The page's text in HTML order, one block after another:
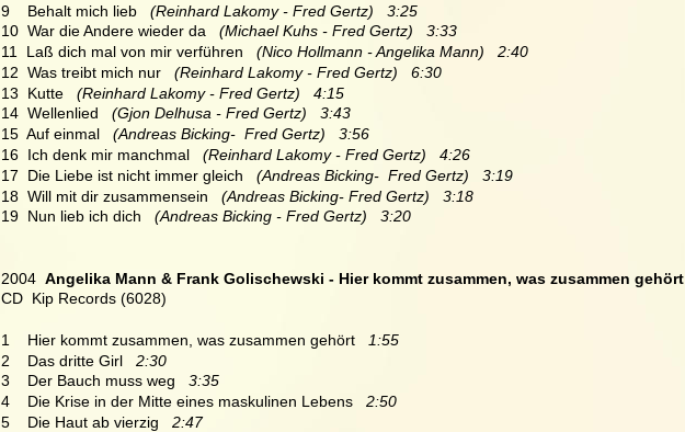
9    Behalt mich lieb
   (Reinhard Lakomy - Fred Gertz)   3:25
10  War die Andere wieder da
   (Michael Kuhs - Fred Gertz)   3:33
11  Laß dich mal von mir verführen
   (Nico Hollmann - Angelika Mann)   2:40
12  Was treibt mich nur
   (Reinhard Lakomy - Fred Gertz)   6:30
13  Kutte
   (Reinhard Lakomy - Fred Gertz)   4:15
14  Wellenlied
   (Gjon Delhusa - Fred Gertz)   3:43
15  Auf einmal
   (Andreas Bicking-  Fred Gertz)   3:56
16  Ich denk mir manchmal
   (Reinhard Lakomy - Fred Gertz)   4:26
17  Die Liebe ist nicht immer gleich
   (Andreas Bicking-  Fred Gertz)   3:19
18  Will mit dir zusammensein
   (Andreas Bicking- Fred Gertz)   3:18
19  Nun lieb ich dich
   (Andreas Bicking - Fred Gertz)   3:20
2004 Angelika Mann & Frank Golischewski - Hier kommt zusammen, was zusammen gehört
CD  Kip Records (6028)
1    Hier kommt zusammen, was zusammen gehört
1:55
2    Das dritte Girl 2:30
3    Der Bauch muss weg 3:35
4    Die Krise in der Mitte eines maskulinen Lebens 2:50
5    Die Haut ab vierzig
2:47